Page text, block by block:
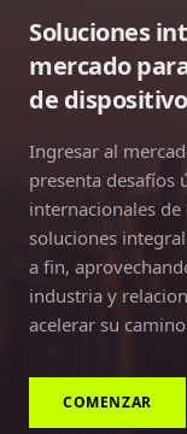
Soluciones
mercado
de
Ingresar al
presenta desafíos
internacionales
soluciones
a fin,
industria y
acelerar su
COMENZAR